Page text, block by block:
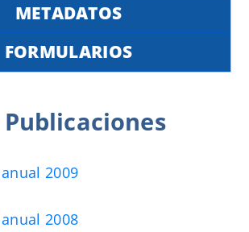
METADATOS
FORMULARIOS
Publicaciones
2009
2008